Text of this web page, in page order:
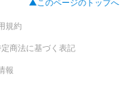
▲このページのトップへ
規約
商法に基づく表記
報